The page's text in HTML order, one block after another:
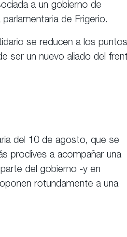
a un gobierno de
de Frigerio.
se reducen a los
ser un nuevo aliado del
del 10 de agosto, que se
proclives a acompañar una
del gobierno -y en
rotundamente a una